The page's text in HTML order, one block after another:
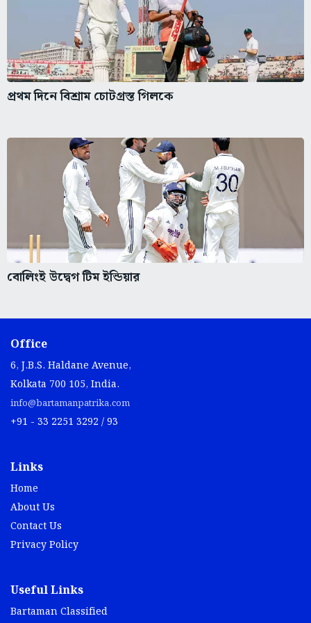
প্রথম দিনে বিশ্রাম চোটগ্রস্ত গিলকে
বোলিংই উদ্বেগ টিম ইন্ডিয়ার
Office
6, J.B.S. Haldane Avenue,
Kolkata 700 105, India.
info@bartamanpatrika.com
+91 - 33 2251 3292 / 93
Links
Home
About Us
Contact Us
Privacy Policy
Useful Links
Bartaman Classified